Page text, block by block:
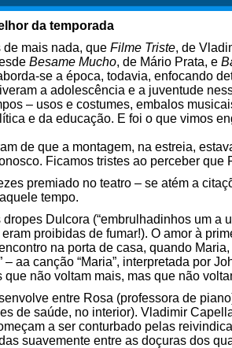
da temporada
mais nada, que Filme Triste, de
Besame Mucho, de Mário Prata, e
se a época, todavia, enfocando
a adolescência e a juventude
– usos e costumes, embalos
e da educação. E foi o que vimos
de que a montagem, na estreia,
Ficamos tristes ao perceber que
premiado no teatro – se atém a
tempo.
Dulcora (“embrulhadinhos um a
proibidas de fumar!). O amor à
na porta de casa, quando
– aa canção “Maria”, interpretada por
não voltam mais, mas que não
entre Rosa (professora de
de saúde, no interior). Vladimir
a ser conturbado pelas
suavemente entre as doçuras dos